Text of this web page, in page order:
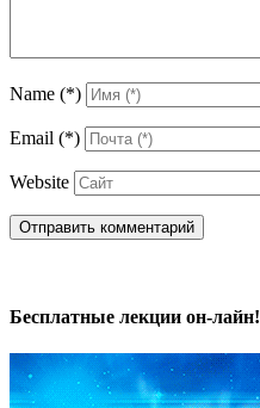
Name (*)
Email (*)
Website
Бесплатные лекции он-лайн!